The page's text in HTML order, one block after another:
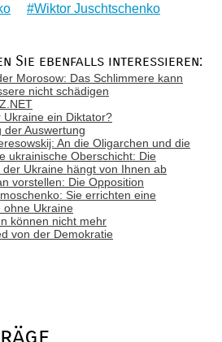
Wiktor Juschtschenko
Sie ebenfalls interessieren:
Morosow: Das Schlimmere kann
nicht schädigen
Ukraine ein Diktator?
der Auswertung
An die Oligarchen und die
ukrainische Oberschicht: Die
der Ukraine hängt von Ihnen ab
vorstellen: Die Opposition
Sie errichten eine
ohne Ukraine
können nicht mehr
von der Demokratie